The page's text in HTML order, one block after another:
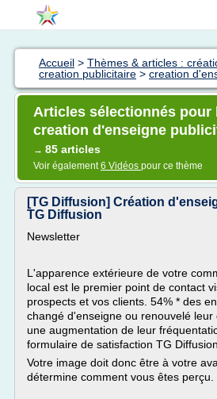
Accueil > Thèmes & articles :
creation publicitaire > creation
Articles sélectionnés pour
creation d'enseigne
→ 85 articles
Voir également6 Vidéos pour ce thème
[TG Diffusion] Création
TG Diffusion
Newsletter
L'apparence extérieure de votre
local est le premier point de contact
prospects et vos clients. 54% * des
changé d'enseigne ou renouvelé leur
une augmentation de leur
formulaire de satisfaction TG
Votre image doit donc être à votre
détermine comment vous êtes perçu.